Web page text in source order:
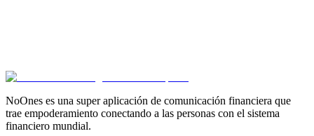
NoOnes es una super aplicación de comunicación financiera que
trae empoderamiento conectando a las personas con el sistema
financiero mundial.